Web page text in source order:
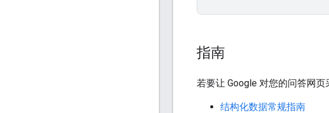
指南
若要让 Google 对您的问答网
结构化数据常规指南